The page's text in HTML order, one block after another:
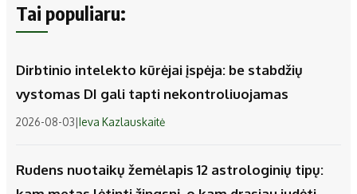
Tai populiaru:
Dirbtinio intelekto kūrėjai įspėja: be stabdžių
vystomas DI gali tapti nekontroliuojamas
2026-08-03|Ieva Kazlauskaitė
Rudens nuotaikų žemėlapis 12 astrologinių tipų: